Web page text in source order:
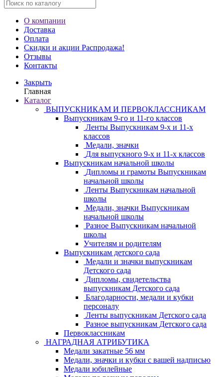
О компании
Доставка
Оплата
Скидки и акции Распродажа!
Отзывы
Контакты
Закрыть
Главная
Каталог
ВЫПУСКНИКАМ И ПЕРВОКЛАССНИКАМ
Выпускникам 9-го и 11-го классов
Ленты Выпускникам 9-х и 11-х
классов
Медали, значки
Для выпускного 9-х и 11-х классов
Выпускникам начальной школы
Дипломы и грамоты Выпускникам
начальной школы
Ленты Выпускникам начальной
школы
Медали, значки Выпускникам
начальной школы
Разное Выпускникам начальной
школы
Учителям и родителям
Выпускникам детского сада
Медали и значки выпускникам
Детского сада
Дипломы, свидетельства
выпускникам Детского сада
Благодарности, медали и кубки
персоналу
Ленты выпускникам Детского сада
Разное выпускникам Детского сада
Первоклассникам
НАГРАДНАЯ АТРИБУТИКА
Медали закатные 56 мм
Медали, значки и кубки с вашей надписью
Медали юбилейные